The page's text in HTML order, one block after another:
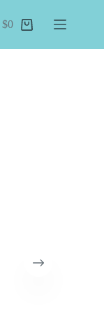
Carro
$0